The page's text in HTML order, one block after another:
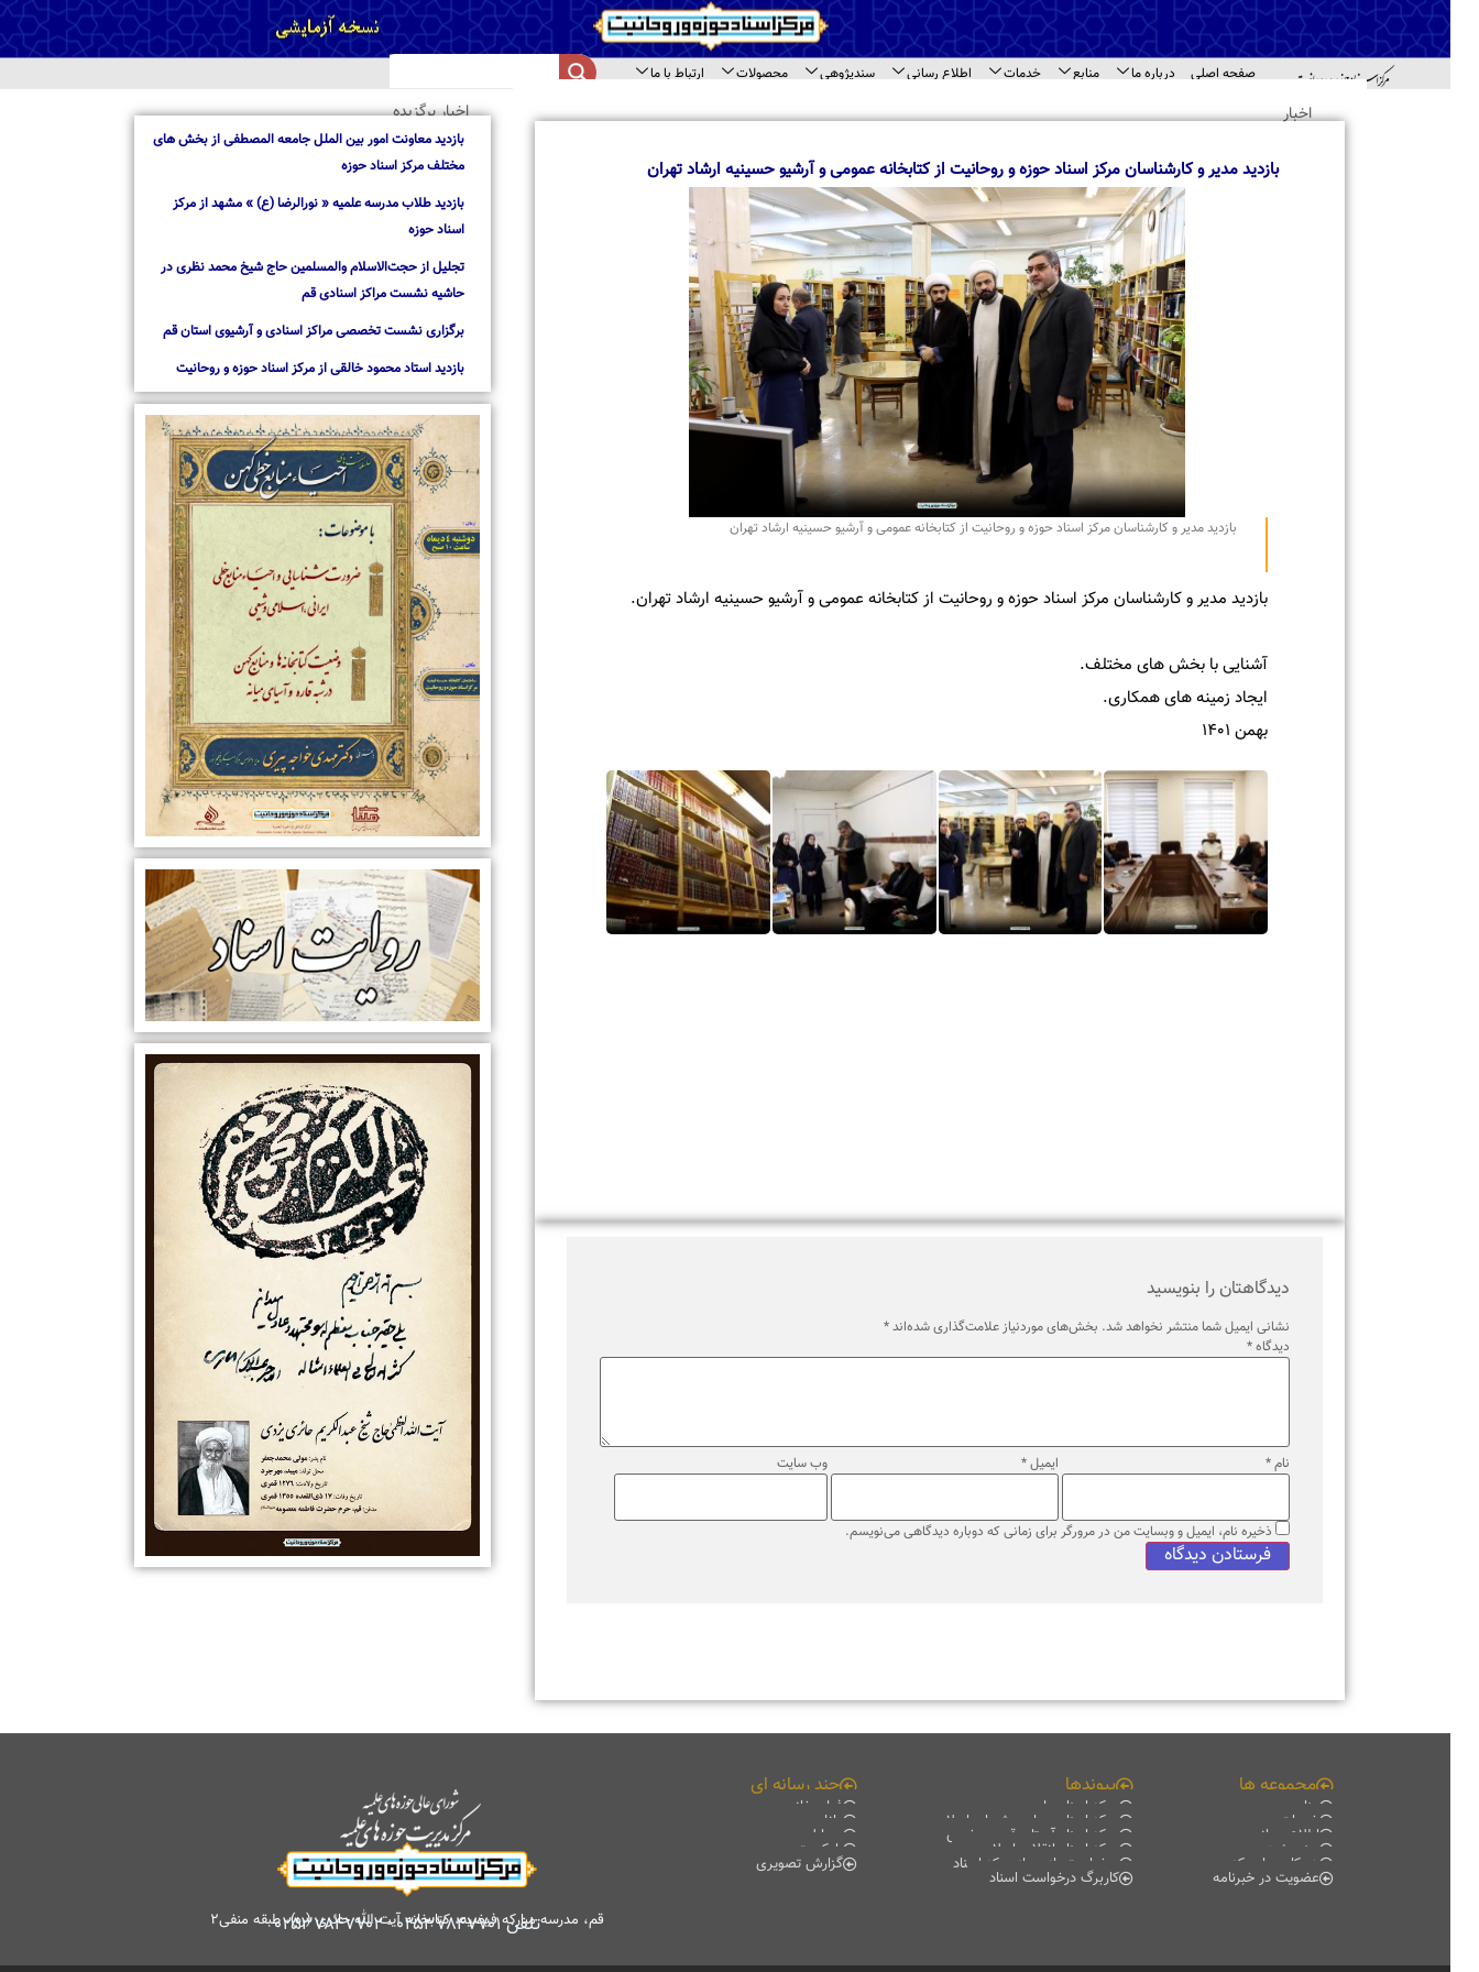
صفحه اصلی درباره ما منابع خدمات اطلاع رسانی سندپژوهی محصولات
ارتباط با ما
اخبار
بازدید مدیر و کارشناسان مرکز اسناد حوزه و روحانیت از کتابخانه عمومی و آرشیو حسینیه ارشاد تهران
بازدید مدیر و کارشناسان مرکز اسناد حوزه و روحانیت از کتابخانه عمومی و آرشیو حسینیه ارشاد تهران
بازدید مدیر و کارشناسان مرکز اسناد حوزه و روحانیت از کتابخانه عمومی و آرشیو حسینیه ارشاد تهران.
آشنایی با بخش های مختلف.
ایجاد زمینه های همکاری.
بهمن ۱۴۰۱
دیدگاهتان را بنویسید
نشانی ایمیل شما منتشر نخواهد شد.بخش‌های موردنیاز علامت‌گذاری شده‌اند*
دیدگاه*
ایمیل* وب‌ سایت
ذخیره نام، ایمیل و وبسایت من در مرورگر برای زمانی که دوباره دیدگاهی می‌نویسم.
اخبار برگزیده
بازدید معاونت امور بین الملل جامعه المصطفی از بخش های
مختلف مرکز اسناد حوزه
بازدید طلاب مدرسه علمیه « نورالرضا (ع) » مشهد از مرکز
اسناد حوزه
تجلیل از حجت‌الاسلام والمسلمین حاج شیخ محمد نظری در
حاشیه نشست مراکز اسنادی قم
برگزاری نشست تخصصی مراکز اسنادی و آرشیوی استان قم
بازدید استاد محمود خالقی از مرکز اسناد حوزه و روحانیت
مجموعه ها
منابع
خدمات
اطلاع رسانی
سند پژوهی
همکاری با مرکز
عضویت در خبرنامه
پیوندها
مرکز اسناد ملی
مرکز اسناد مجلس شورای اسلامی
مرکز اسناد آستان قدس رضوی
مرکز اسناد انقلاب اسلامی
درخواست بازدید از مرکز اسناد
کاربرگ درخواست اسناد
چند رسانه ای
فیلم خانه
دانلود
موبایل
پادکست
گزارش تصویری
قم، مدرسه مبارکه فیضیه، کتابخانه آیت الله حائری (ره)، طبقه منفی۲
تلفن۰۲۵۳۷۸۴۷۷۰۱-۰۲۵۳۷۸۴۷۷۰۲